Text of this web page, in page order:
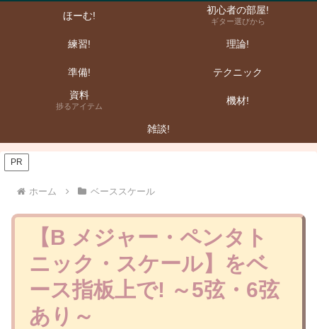
ほーむ! 初心者の部屋!
ギター選びから
練習! 理論!
準備!
テクニック
資料
捗るアイテム 機材!
雑談!
PR
ホーム ベーススケール
【B メジャー・ペンタト
ニック・スケール】をベ
ース指板上で! ～5弦・6弦
あり～